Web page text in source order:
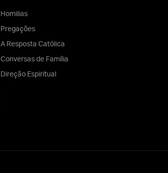
Homilias
Pregações
A Resposta Católica
Conversas de Família
Direção Espiritual